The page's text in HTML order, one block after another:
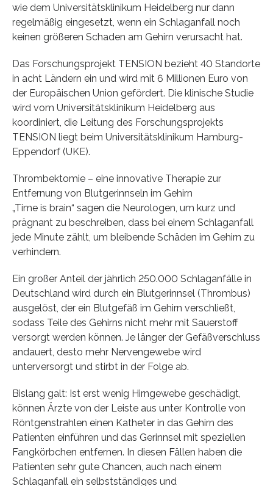
wie dem Universitätsklinikum Heidelberg nur dann
regelmäßig eingesetzt, wenn ein Schlaganfall noch
keinen größeren Schaden am Gehirn verursacht hat.
Das Forschungsprojekt TENSION bezieht 40 Standorte
in acht Ländern ein und wird mit 6 Millionen Euro von
der Europäischen Union gefördert. Die klinische Studie
wird vom Universitätsklinikum Heidelberg aus
koordiniert, die Leitung des Forschungsprojekts
TENSION liegt beim Universitätsklinikum Hamburg-
Eppendorf (UKE).
Thrombektomie – eine innovative Therapie zur
Entfernung von Blutgerinnseln im Gehirn
„Time is brain“ sagen die Neurologen, um kurz und
prägnant zu beschreiben, dass bei einem Schlaganfall
jede Minute zählt, um bleibende Schäden im Gehirn zu
verhindern.
Ein großer Anteil der jährlich 250.000 Schlaganfälle in
Deutschland wird durch ein Blutgerinnsel (Thrombus)
ausgelöst, der ein Blutgefäß im Gehirn verschließt,
sodass Teile des Gehirns nicht mehr mit Sauerstoff
versorgt werden können. Je länger der Gefäßverschluss
andauert, desto mehr Nervengewebe wird
unterversorgt und stirbt in der Folge ab.
Bislang galt: Ist erst wenig Hirngewebe geschädigt,
können Ärzte von der Leiste aus unter Kontrolle von
Röntgenstrahlen einen Katheter in das Gehirn des
Patienten einführen und das Gerinnsel mit speziellen
Fangkörbchen entfernen. In diesen Fällen haben die
Patienten sehr gute Chancen, auch nach einem
Schlaganfall ein selbstständiges und